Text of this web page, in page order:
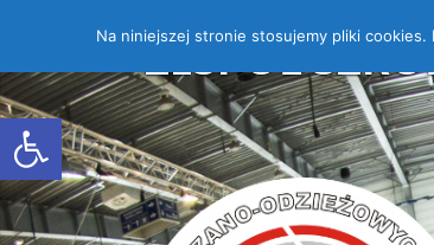
Open toolbar
ZESPÓŁ
Na niniejszej stronie stosujemy pliki